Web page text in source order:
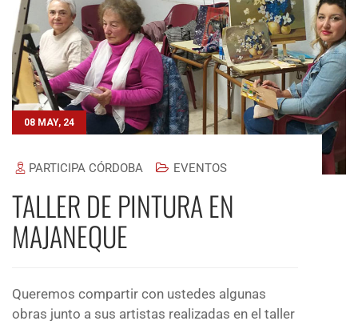
08 MAY, 24
PARTICIPA CÓRDOBA EVENTOS
TALLER DE PINTURA EN
MAJANEQUE
Queremos compartir con ustedes algunas
obras junto a sus artistas realizadas en el taller